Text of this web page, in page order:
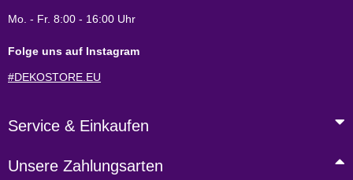
Mo. - Fr. 8:00 - 16:00 Uhr
Folge uns auf Instagram
#DEKOSTORE.EU
Service & Einkaufen
Unsere Zahlungsarten